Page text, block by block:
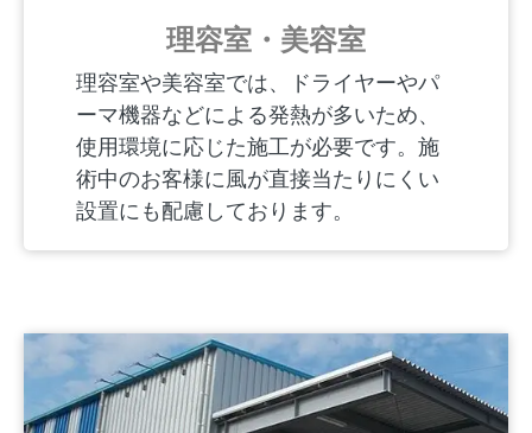
理容室・美容室
理容室や美容室では、ドライヤーやパ
ーマ機器などによる発熱が多いため、
使用環境に応じた施工が必要です。施
術中のお客様に風が直接当たりにくい
設置にも配慮しております。